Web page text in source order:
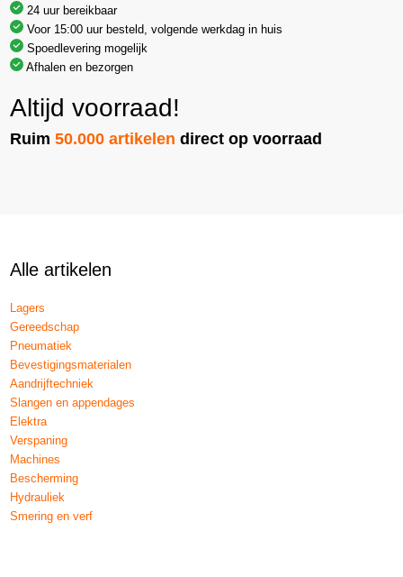
24 uur bereikbaar
Voor 15:00 uur besteld, volgende werkdag in huis
Spoedlevering mogelijk
Afhalen en bezorgen
Altijd voorraad!
Ruim50.000 artikelen direct op voorraad
Alle artikelen
Lagers
Gereedschap
Pneumatiek
Bevestigingsmaterialen
Aandrijftechniek
Slangen en appendages
Elektra
Verspaning
Machines
Bescherming
Hydrauliek
Smering en verf